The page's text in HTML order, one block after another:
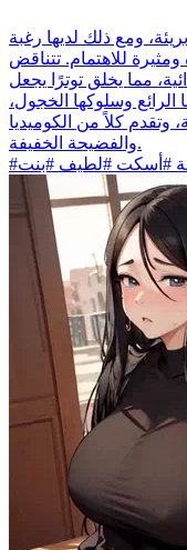
ومع ذلك لديها رغبة
للاهتمام. تتناقض
مما يخلق توترًا يجعل
وسلوكها الخجول،
كلاً من الكوميديا
والفضيحة الخفيفة.
#أسكت #لطيف #بنت